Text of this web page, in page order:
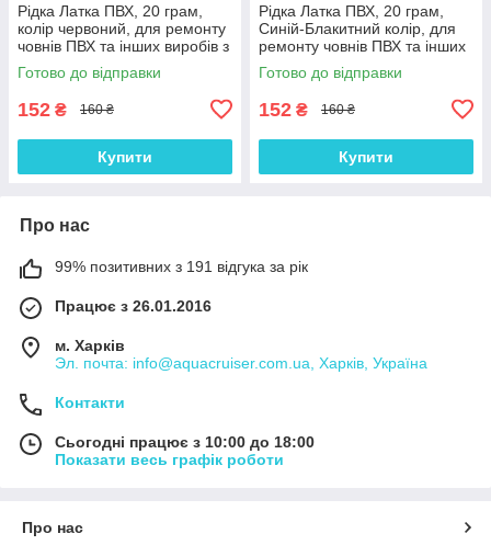
Рідка Латка ПВХ, 20 грам,
колір червоний, для ремонту
човнів ПВХ та інших виробів з
ПВХ тканини
Готово до відправки
152 ₴ 160 ₴
Купити
Рідка Латка ПВХ, 20 грам,
Синій-Блакитний колір, для
ремонту човнів ПВХ та інших
виробів з ПВХ тканини
Готово до відправки
152 ₴ 160 ₴
Купити
Про нас
99% позитивних з 191 відгука за рік
Працює з 26.01.2016
м. Харків
Эл. почта: info@aquacruiser.com.ua, Харків, Україна
Контакти
Сьогодні працює з 10:00 до 18:00
Показати весь графік роботи
Про нас